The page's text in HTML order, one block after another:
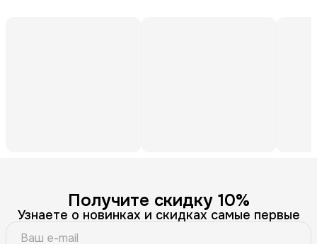
Получите скидку 10%
Узнаете о новинках и скидках самые первые